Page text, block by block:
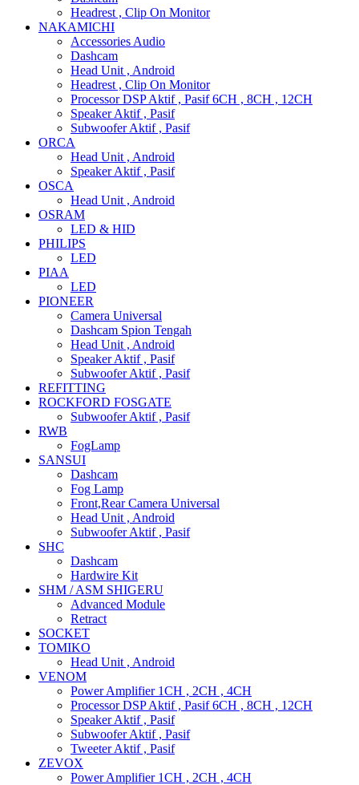
Headrest , Clip On Monitor
NAKAMICHI
Accessories Audio
Dashcam
Head Unit , Android
Headrest , Clip On Monitor
Processor DSP Aktif , Pasif 6CH , 8CH , 12CH
Speaker Aktif , Pasif
Subwoofer Aktif , Pasif
ORCA
Head Unit , Android
Speaker Aktif , Pasif
OSCA
Head Unit , Android
OSRAM
LED & HID
PHILIPS
LED
PIAA
LED
PIONEER
Camera Universal
Dashcam Spion Tengah
Head Unit , Android
Speaker Aktif , Pasif
Subwoofer Aktif , Pasif
REFITTING
ROCKFORD FOSGATE
Subwoofer Aktif , Pasif
RWB
FogLamp
SANSUI
Dashcam
Fog Lamp
Front,Rear Camera Universal
Head Unit , Android
Subwoofer Aktif , Pasif
SHC
Dashcam
Hardwire Kit
SHM / ASM SHIGERU
Advanced Module
Retract
SOCKET
TOMIKO
Head Unit , Android
VENOM
Power Amplifier 1CH , 2CH , 4CH
Processor DSP Aktif , Pasif 6CH , 8CH , 12CH
Speaker Aktif , Pasif
Subwoofer Aktif , Pasif
Tweeter Aktif , Pasif
ZEVOX
Power Amplifier 1CH , 2CH , 4CH